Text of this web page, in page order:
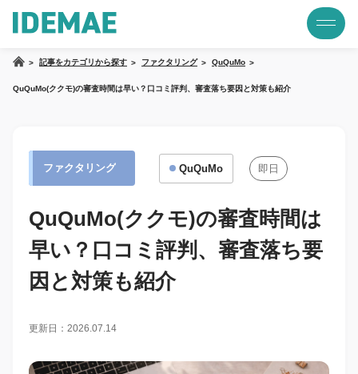
記事をカテゴリから探す ファクタリング QuQuMo
QuQuMo(ククモ)の審査時間は早い？口コミ評判、審査落ち要因と対策も紹介
ファクタリング QuQuMo 即日
QuQuMo(ククモ)の審査時間は
早い？口コミ評判、審査落ち要
因と対策も紹介
更新日：2026.07.14